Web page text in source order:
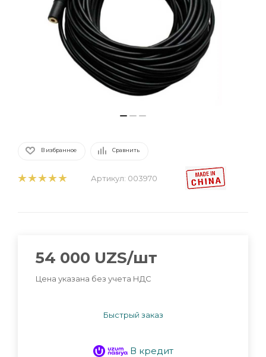
В избранное Сравнить
Артикул: 003970
54 000 UZS/шт
Цена указана без учета НДС
Быстрый заказ
В кредит